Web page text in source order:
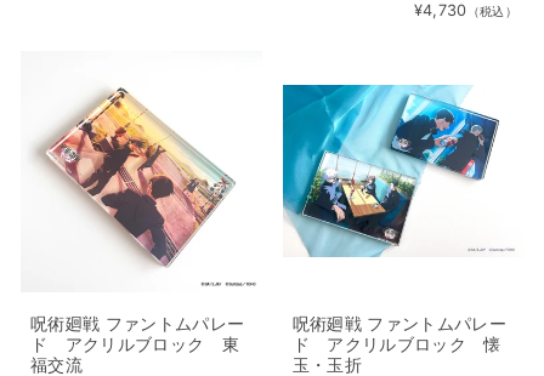
¥4,730 （税込）
呪術廻戦 ファントムパレー
ド アクリルブロック 東
福交流
呪術廻戦 ファントムパレー
ド アクリルブロック 懐
玉・玉折